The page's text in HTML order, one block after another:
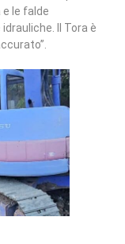
le falde
Il Tora è